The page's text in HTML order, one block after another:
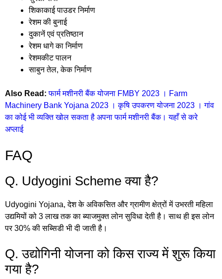
शिकाकाई पाउडर निर्माण
रेशम की बुनाई
दुकानें एवं प्रतिष्ठान
रेशम धागे का निर्माण
रेशमकीट पालन
साबुन तेल, केक निर्माण
Also Read: फार्म मशीनरी बैंक योजना FMBY 2023 । Farm
Machinery Bank Yojana 2023 । कृषि उपकरण योजना 2023 । गांव
का कोई भी व्यक्ति खोल सकता है अपना फार्म मशीनरी बैंक। यहाँ से करे
अप्लाई
FAQ
Q. Udyogini Scheme क्या है?
Udyogini Yojana, देश के अविकसित और ग्रामीण क्षेत्रों में उभरती महिला
उद्यमियों को 3 लाख तक का ब्याजमुक्त लोन सुविधा देती है। साथ ही इस लोन
पर 30% की सब्सिडी भी दी जाती है।
Q. उद्योगिनी योजना को किस राज्य में शुरू किया
गया है?